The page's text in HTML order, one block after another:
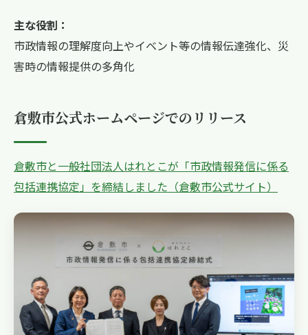
主な役割：
市政情報の理解度向上やイベント等の情報伝達強化、災
害時の情報提供の多角化
倉敷市公式ホームページでのリリース
倉敷市と一般社団法人はれとこが「市政情報発信に係る
包括連携協定」を締結しました（倉敷市公式サイト）